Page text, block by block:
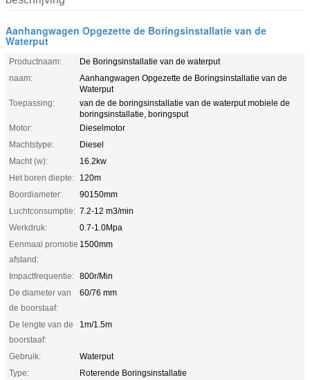
Aanhangwagen Opgezette de Boringsinstallatie van de
Waterput
Productnaam:
De Boringsinstallatie van de waterput
naam:
Aanhangwagen Opgezette de Boringsinstallatie van de
Waterput
Toepassing:
van de de boringsinstallatie van de waterput mobiele de
boringsinstallatie, boringsput
Motor:
Dieselmotor
Machtstype:
Diesel
Macht (w):
16.2kw
Het boren diepte:
120m
Boordiameter:
90150mm
Luchtconsumptie: 7.2-12 m3/min
Werkdruk:
0.7-1.0Mpa
Eenmaal promotie
afstand:
1500mm
Impactfrequentie: 800r/Min
De diameter van
de boorstaaf:
60/76 mm
De lengte van de
boorstaaf:
1m/1.5m
Gebruik:
Waterput
Type:
Roterende Boringsinstallatie